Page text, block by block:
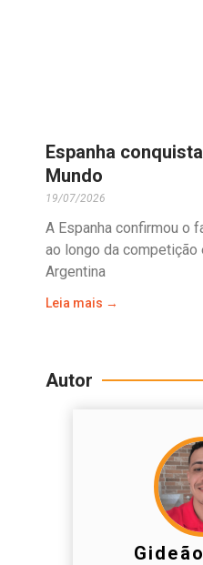
Espanha
Mundo
19/07/2026
A Espanha confirmou o
ao longo da competição
Argentina
Leia mais →
Autor